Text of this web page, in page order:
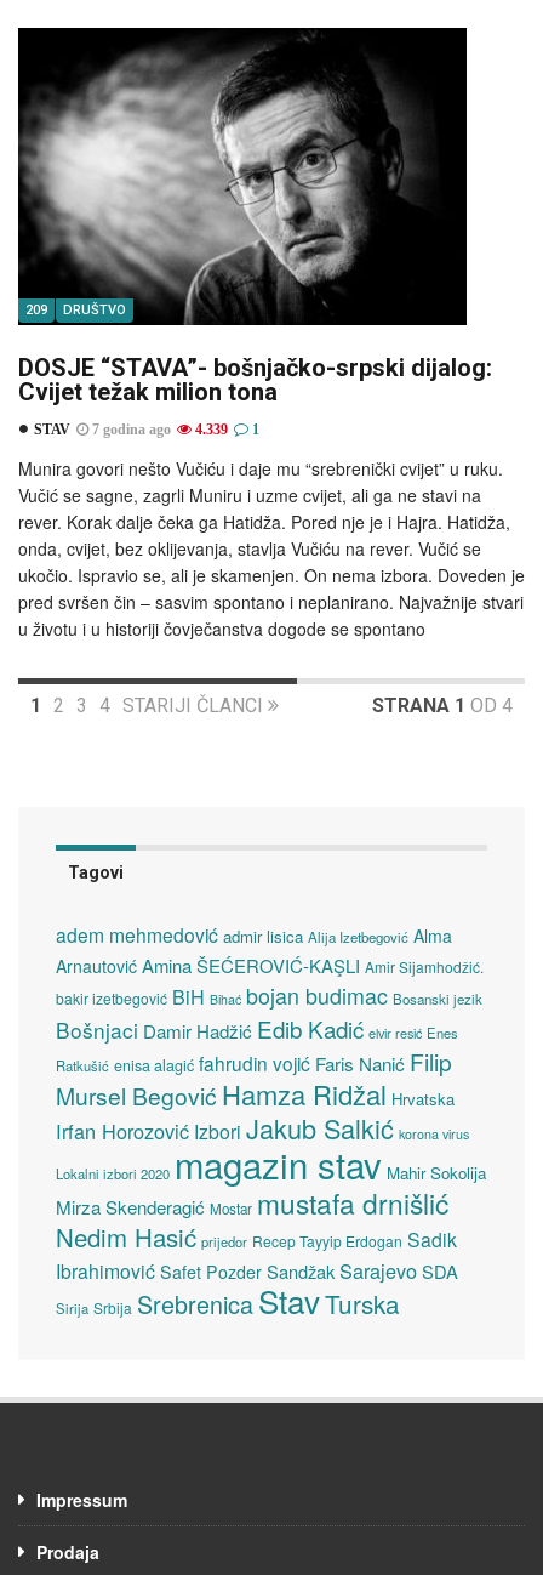
209 DRUŠTVO
DOSJE “STAVA”- bošnjačko-srpski dijalog:
Cvijet težak milion tona
STAV 7 godina ago 4.339 1
Munira govori nešto Vučiću i daje mu “srebrenički cvijet” u ruku.
Vučić se sagne, zagrli Muniru i uzme cvijet, ali ga ne stavi na
rever. Korak dalje čeka ga Hatidža. Pored nje je i Hajra. Hatidža,
onda, cvijet, bez oklijevanja, stavlja Vučiću na rever. Vučić se
ukočio. Ispravio se, ali je skamenjen. On nema izbora. Doveden je
pred svršen čin – sasvim spontano i neplanirano. Najvažnije stvari
u životu i u historiji čovječanstva dogode se spontano
1 2 3 4 STARIJI ČLANCI STRANA 1 OD 4
Tagovi
adem mehmedović admir lisica Alija Izetbegović Alma
Arnautović Amina ŠEĆEROVIĆ-KAŞLI Amir Sijamhodžić.
bakir izetbegović BiH Bihać bojan budimac Bosanski jezik
Bošnjaci Damir Hadžić Edib Kadić elvir resić Enes
Ratkušić enisa alagić fahrudin vojić Faris Nanić Filip
Mursel Begović Hamza Ridžal Hrvatska
Irfan Horozović Izbori Jakub Salkić korona virus
Lokalni izbori 2020 magazin stav Mahir Sokolija
Mirza Skenderagić Mostar mustafa drnišlić
Nedim Hasić prijedor Recep Tayyip Erdogan Sadik
Ibrahimović Safet Pozder SandžakSarajevoSDA
Sirija Srbija SrebrenicaStavTurska
Impressum
Prodaja